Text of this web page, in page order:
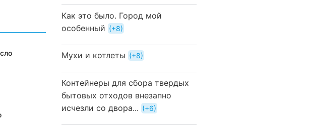
Как это было. Город мой
особенный
+8
Мухи и котлеты +8
Контейнеры для сбора твердых
бытовых отходов внезапно
исчезли со двора...
+6